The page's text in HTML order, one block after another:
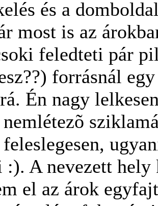
és a
most is az
feledteti pár
forrásnál
Én nagy
:). A nevezett
el az árok